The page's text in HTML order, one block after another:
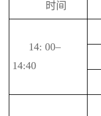
时间
14: 00–
14:40